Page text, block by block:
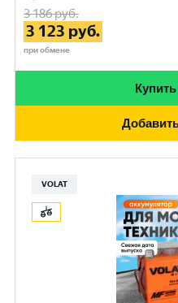
3 186руб.
3 123 руб.
при обмене
VOLAT